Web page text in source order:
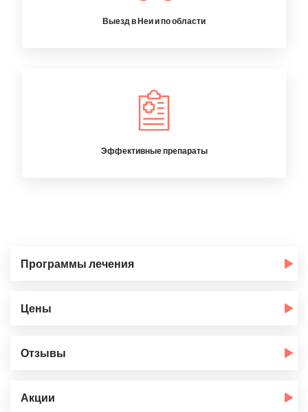
Выезд в Неи и по области
Эффективные препараты
Программы лечения
Цены
Отзывы
Акции